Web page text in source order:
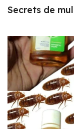
Secrets de